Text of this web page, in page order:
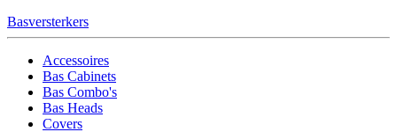
Basversterkers
Accessoires
Bas Cabinets
Bas Combo's
Bas Heads
Covers